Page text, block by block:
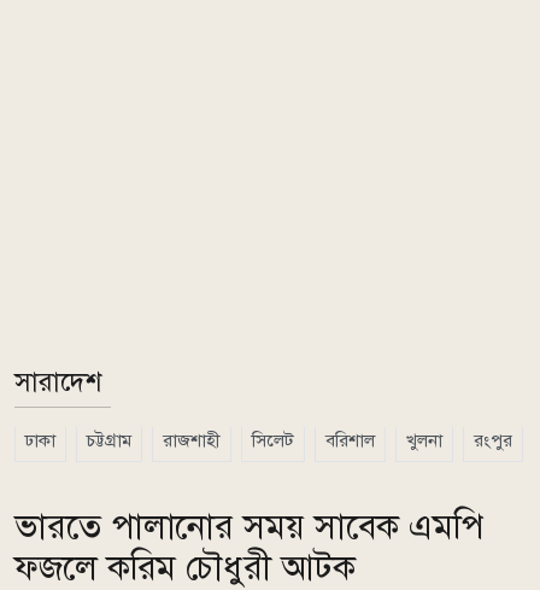
সারাদেশ
ঢাকা চট্টগ্রাম রাজশাহী সিলেট বরিশাল খুলনা রংপুর
ভারতে পালানোর সময় সাবেক এমপি
ফজলে করিম চৌধুরী আটক